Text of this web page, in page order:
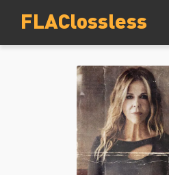
FLAClossless
Авторизация